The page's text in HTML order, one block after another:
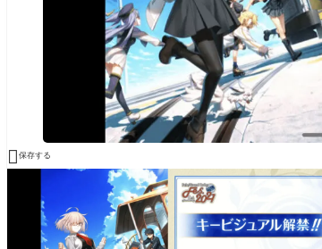
 保存する